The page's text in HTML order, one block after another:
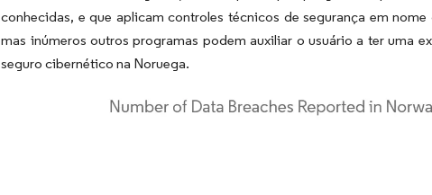
conhecidas, e que aplicam controles técnicos de segurança em
mas inúmeros outros programas podem auxiliar o usuário a ter uma
seguro cibernético na Noruega.